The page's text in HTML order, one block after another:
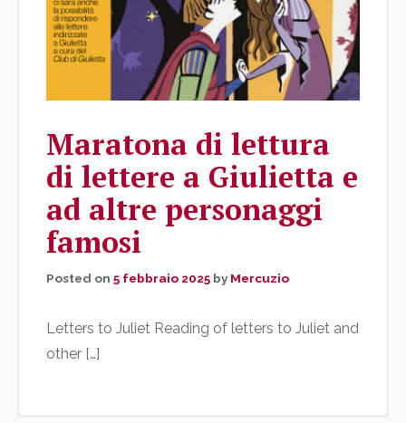
Maratona di lettura
di lettere a Giulietta e
ad altre personaggi
famosi
Posted on 5 febbraio 2025 by Mercuzio
Letters to Juliet Reading of letters to Juliet and
other […]